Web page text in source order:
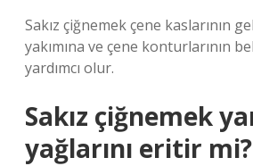
Sakız çiğnemek çene kaslarının
yakımına ve çene konturlarının
yardımcı olur.
Sakız çiğnemek
yağlarını eritir mi?